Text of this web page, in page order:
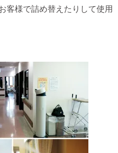
客様で詰め替えたりして使用